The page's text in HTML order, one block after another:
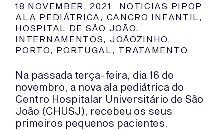
18 NOVEMBER, 2021
NOTICIAS PIPOP
ALA PEDIÁTRICA
CANCRO INFANTIL
HOSPITAL DE SÃO JOÃO
INTERNAMENTOS
JOÃOZINHO
PORTO
PORTUGAL TRATAMENTO
Na passada terça-feira, dia 16 de
novembro, a nova ala pediátrica do
Centro Hospitalar Universitário de São
João (CHUSJ), recebeu os seus
primeiros pequenos pacientes.